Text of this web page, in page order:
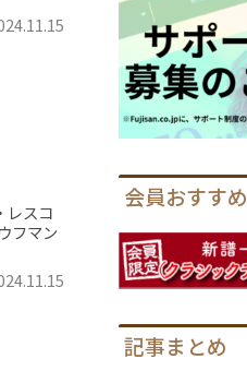
レスコ
フマン
会員おすすめ
記事まとめ